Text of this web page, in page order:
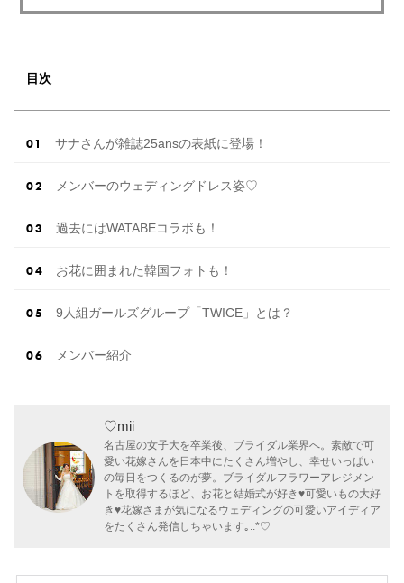
目次
サナさんが雑誌25ansの表紙に登場！
メンバーのウェディングドレス姿♡
過去にはWATABEコラボも！
お花に囲まれた韓国フォトも！
9人組ガールズグループ「TWICE」とは？
メンバー紹介
♡mii
名古屋の女子大を卒業後、ブライダル業界へ。素敵で可
愛い花嫁さんを日本中にたくさん増やし、幸せいっぱい
の毎日をつくるのが夢。ブライダルフラワーアレジメン
トを取得するほど、お花と結婚式が好き♥可愛いもの大好
き♥花嫁さまが気になるウェディングの可愛いアイディア
をたくさん発信しちゃいます｡.:*♡